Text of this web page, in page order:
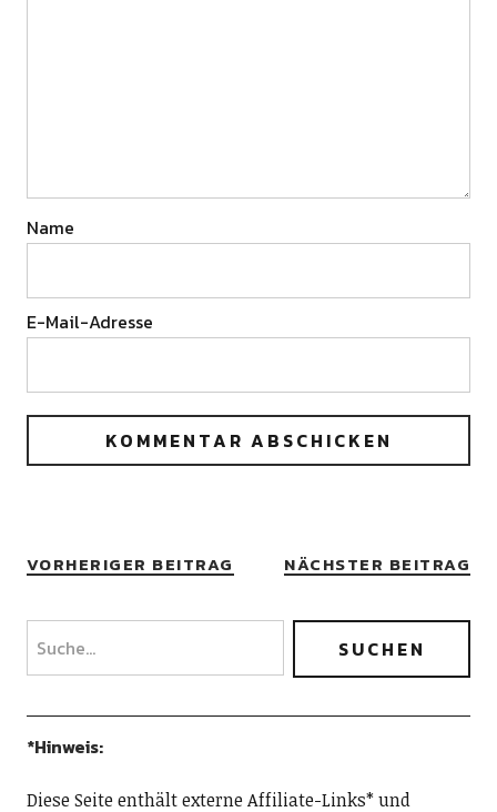
Name
E-Mail-Adresse
VORHERIGER BEITRAG NÄCHSTER BEITRAG
*Hinweis:
Diese Seite enthält externe Affiliate-Links* und